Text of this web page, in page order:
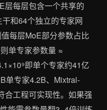
层每层包含一个共享的
和64个独立的专家网
每层MoE部分参数占比
单专家参数量 ≈
即单个专家约41亿
专家4.2B、Mixtral-
合工程可实现性。如果强